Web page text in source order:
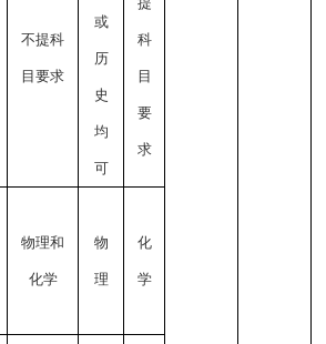
不提科
目要求
或
历
史
均
可
科
目
要
求
物理和
化学
物
理
化
学